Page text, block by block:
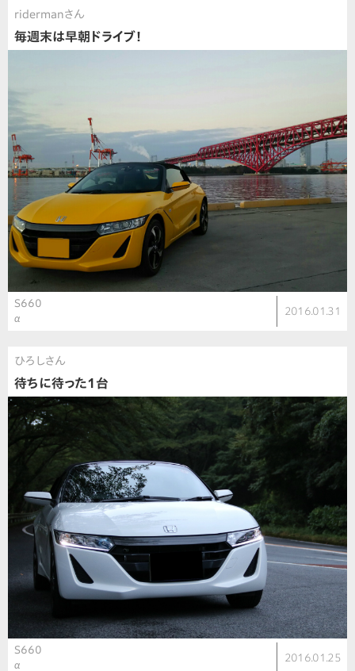
ridermanさん
毎週末は早朝ドライブ！
S660
α
2016.01.31
ひろしさん
待ちに待った1台
S660
α
2016.01.25